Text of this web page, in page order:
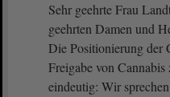
Sehr geehrte Frau
geehrten Damen und
Die Positionierung der
Freigabe von
eindeutig: Wir